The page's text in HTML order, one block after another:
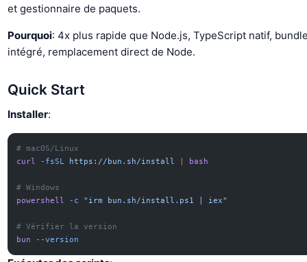
et gestionnaire de paquets.
Pourquoi: 4x plus rapide que Node.js, TypeScript natif,
intégré, remplacement direct de Node.
Quick Start
Installer:
# macOS/Linux
curl
-fsSL https://bun.sh/install bash
# Windows
powershell
-c "irm bun.sh/install.ps1 | iex"
# Vérifier la version
bun
--version